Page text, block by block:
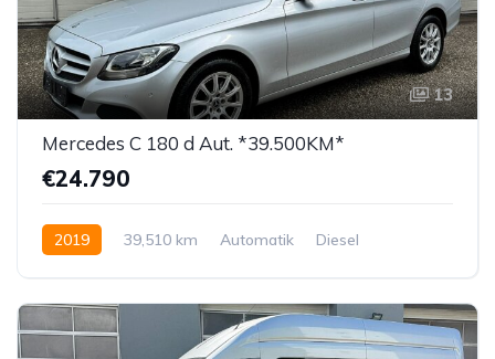
13
Mercedes C 180 d Aut. *39.500KM*
€24.790
2019 39,510 km Automatik
Diesel